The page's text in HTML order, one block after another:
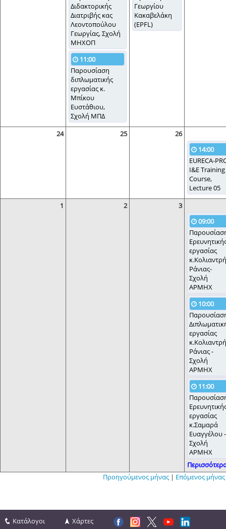
Διδακτορικής
Διατριβής κας
Λεοντοπούλου
Γεωργίας, Σχολή
ΜΗΧΟΠ
11:00
Παρουσίαση
διπλωματικής
εργασίας κ.
Μπίκου
Ευστάθιου,
Σχολή ΜΠΔ
Γεωργίου
Κακαβελάκη
(EPFL)
24 25
26
14:00
EURECA-
I&E Training
Course,
Lecture 05
1
2
3
09:00
εργασίας
κ.Κολιαντρή
Ράνιας-
Σχολή
ΑΡΜΗΧ
10:00
εργασίας
κ.Κολιαντρή
Ράνιας -
Σχολή
ΑΡΜΗΧ
11:00
εργασίας
κ.Σαμαρά
Ευαγγέλου -
Σχολή
ΑΡΜΗΧ
Προηγούμενος μήνας| Επόμενος μήνας
Κατάλογοι Χάρτες